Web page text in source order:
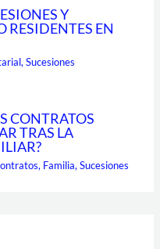
Y
RESIDENTES EN
,Sucesiones
CONTRATOS
TRAS LA
, Familia,Sucesiones